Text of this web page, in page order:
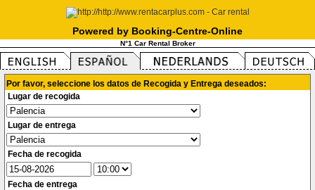
Powered by Booking-Centre-Online
N°1 Car Rental Broker
Por favor, seleccione los datos de Recogida y Entrega deseados:
Lugar de recogida
Lugar de entrega
Fecha de recogida
Fecha de entrega